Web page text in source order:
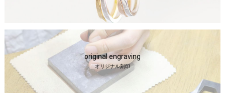
original engraving
オリジナル刻印